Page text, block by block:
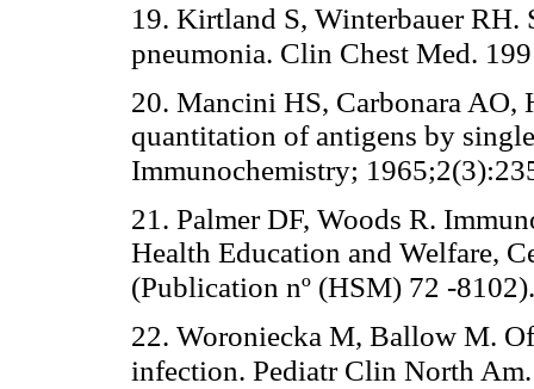
19. Kirtland S, Winterbauer RH.
pneumonia. Clin Chest Med.
20. Mancini HS, Carbonara AO,
quantitation of antigens by
Immunochemistry;
21. Palmer DF, Woods R.
Health Education and Welfare,
(Publication nº (HSM) 72 -8102).
22. Woroniecka M, Ballow M.
infection. Pediatr Clin North